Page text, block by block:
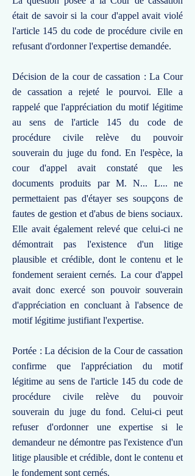
était de savoir si la cour d'appel avait violé
l'article 145 du code de procédure civile en
refusant d'ordonner l'expertise demandée.
Décision de la cour de cassation : La Cour
de cassation a rejeté le pourvoi. Elle a
rappelé que l'appréciation du motif légitime
au sens de l'article 145 du code de
procédure civile relève du pouvoir
souverain du juge du fond. En l'espèce, la
cour d'appel avait constaté que les
documents produits par M. N... L... ne
permettaient pas d'étayer ses soupçons de
fautes de gestion et d'abus de biens sociaux.
Elle avait également relevé que celui-ci ne
démontrait pas l'existence d'un litige
plausible et crédible, dont le contenu et le
fondement seraient cernés. La cour d'appel
avait donc exercé son pouvoir souverain
d'appréciation en concluant à l'absence de
motif légitime justifiant l'expertise.
Portée : La décision de la Cour de cassation
confirme que l'appréciation du motif
légitime au sens de l'article 145 du code de
procédure civile relève du pouvoir
souverain du juge du fond. Celui-ci peut
refuser d'ordonner une expertise si le
demandeur ne démontre pas l'existence d'un
litige plausible et crédible, dont le contenu et
le fondement sont cernés.